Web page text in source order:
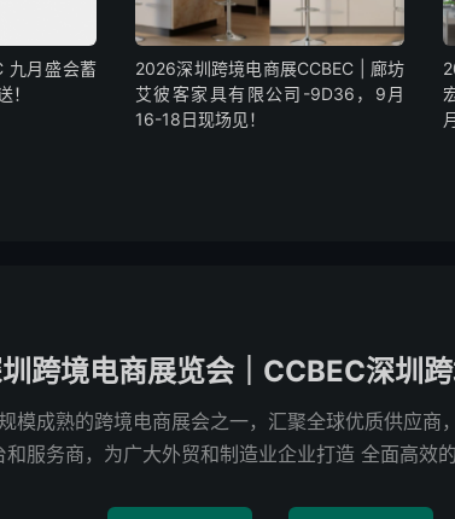
九月盛会蓄
！
2026深圳跨境电商展CCBEC | 廊坊
艾彼客家具有限公司-9D36，9月
16-18日现场见！
跨境电商展览会｜CCBEC深圳
成熟的跨境电商展会之一，汇聚全球优质供应商
和服务商，为广大外贸和制造业企业打造 全面高效的